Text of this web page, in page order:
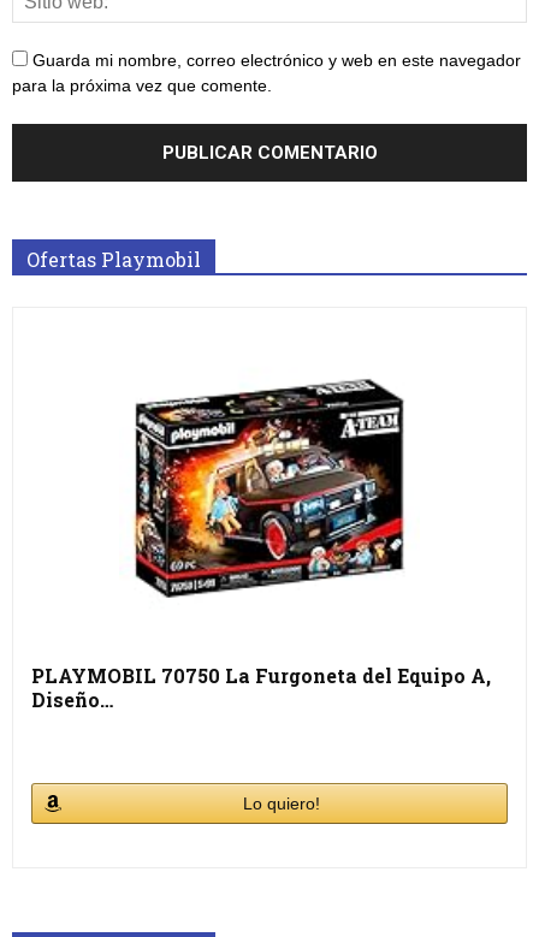
Guarda mi nombre, correo electrónico y web en este navegador
para la próxima vez que comente.
Ofertas Playmobil
PLAYMOBIL 70750 La Furgoneta del Equipo A,
Diseño…
Lo quiero!